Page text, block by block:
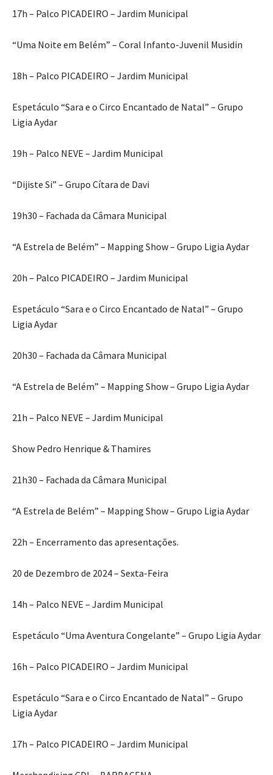
17h – Palco PICADEIRO – Jardim Municipal
“Uma Noite em Belém” – Coral Infanto-Juvenil Musidin
18h – Palco PICADEIRO – Jardim Municipal
Espetáculo “Sara e o Circo Encantado de Natal” – Grupo
Ligia Aydar
19h – Palco NEVE – Jardim Municipal
“Dijiste Si” – Grupo Cítara de Davi
19h30 – Fachada da Câmara Municipal
“A Estrela de Belém” – Mapping Show – Grupo Ligia Aydar
20h – Palco PICADEIRO – Jardim Municipal
Espetáculo “Sara e o Circo Encantado de Natal” – Grupo
Ligia Aydar
20h30 – Fachada da Câmara Municipal
“A Estrela de Belém” – Mapping Show – Grupo Ligia Aydar
21h – Palco NEVE – Jardim Municipal
Show Pedro Henrique & Thamires
21h30 – Fachada da Câmara Municipal
“A Estrela de Belém” – Mapping Show – Grupo Ligia Aydar
22h – Encerramento das apresentações.
20 de Dezembro de 2024 – Sexta-Feira
14h – Palco NEVE – Jardim Municipal
Espetáculo “Uma Aventura Congelante” – Grupo Ligia Aydar
16h – Palco PICADEIRO – Jardim Municipal
Espetáculo “Sara e o Circo Encantado de Natal” – Grupo
Ligia Aydar
17h – Palco PICADEIRO – Jardim Municipal